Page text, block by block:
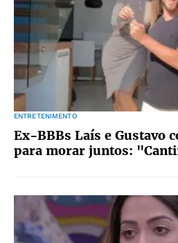
ENTRETENIMENTO
Ex-BBBs Laís e Gustavo
para morar juntos: